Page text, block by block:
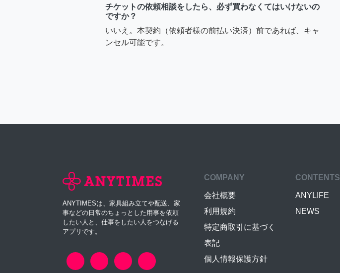
チケットの依頼相談をしたら、必ず買わなくてはいけないの
ですか？
いいえ。本契約（依頼者様の前払い決済）前であれば、キャ
ンセル可能です。
ANYTIMESは、家具組み立てや配送、家
事などの日常のちょっとした用事を依頼
したい人と、仕事をしたい人をつなげる
アプリです。
COMPANY
会社概要
利用規約
特定商取引に基づく
表記
個人情報保護方針
CONTENTS
ANYLIFE
NEWS